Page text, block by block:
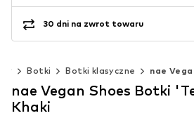
30 dni na zwrot towaru
Botki Botki klasyczne nae
nae Vegan Shoes Botki
Khaki